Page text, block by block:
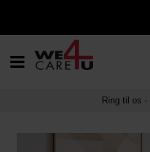
Ring til os -